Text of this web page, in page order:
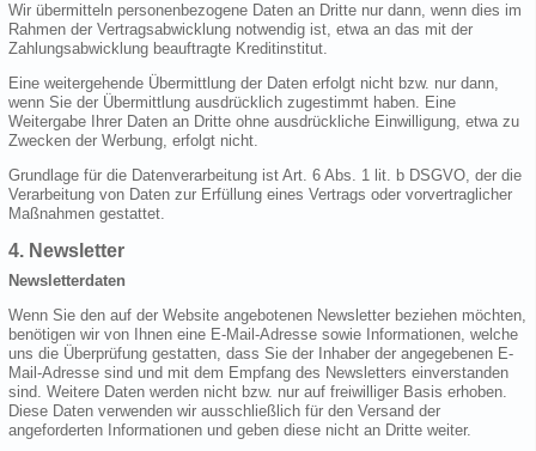
Wir übermitteln personenbezogene Daten an Dritte nur dann, wenn dies im
Rahmen der Vertragsabwicklung notwendig ist, etwa an das mit der
Zahlungsabwicklung beauftragte Kreditinstitut.
Eine weitergehende Übermittlung der Daten erfolgt nicht bzw. nur dann,
wenn Sie der Übermittlung ausdrücklich zugestimmt haben. Eine
Weitergabe Ihrer Daten an Dritte ohne ausdrückliche Einwilligung, etwa zu
Zwecken der Werbung, erfolgt nicht.
Grundlage für die Datenverarbeitung ist Art. 6 Abs. 1 lit. b DSGVO, der die
Verarbeitung von Daten zur Erfüllung eines Vertrags oder vorvertraglicher
Maßnahmen gestattet.
4. Newsletter
Newsletterdaten
Wenn Sie den auf der Website angebotenen Newsletter beziehen möchten,
benötigen wir von Ihnen eine E-Mail-Adresse sowie Informationen, welche
uns die Überprüfung gestatten, dass Sie der Inhaber der angegebenen E-
Mail-Adresse sind und mit dem Empfang des Newsletters einverstanden
sind. Weitere Daten werden nicht bzw. nur auf freiwilliger Basis erhoben.
Diese Daten verwenden wir ausschließlich für den Versand der
angeforderten Informationen und geben diese nicht an Dritte weiter.